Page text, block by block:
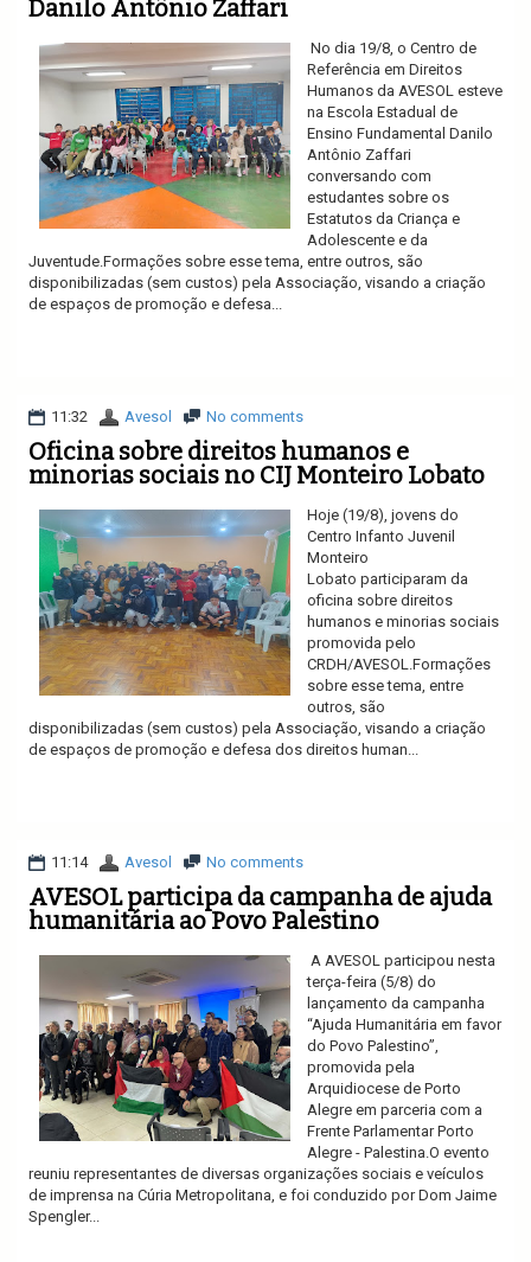
Danilo Antônio Zaffari
No dia 19/8, o Centro de
Referência em Direitos
Humanos da AVESOL esteve
na Escola Estadual de
Ensino Fundamental Danilo
Antônio Zaffari
conversando com
estudantes sobre os
Estatutos da Criança e
Adolescente e da
Juventude.Formações sobre esse tema, entre outros, são
disponibilizadas (sem custos) pela Associação, visando a criação
de espaços de promoção e defesa...
11:32 Avesol No comments
Oficina sobre direitos humanos e
minorias sociais no CIJ Monteiro Lobato
Hoje (19/8), jovens do
Centro Infanto Juvenil
Monteiro
Lobato participaram da
oficina sobre direitos
humanos e minorias sociais
promovida pelo
CRDH/AVESOL.Formações
sobre esse tema, entre
outros, são
disponibilizadas (sem custos) pela Associação, visando a criação
de espaços de promoção e defesa dos direitos human...
11:14 Avesol No comments
AVESOL participa da campanha de ajuda
humanitária ao Povo Palestino
A AVESOL participou nesta
terça-feira (5/8) do
lançamento da campanha
“Ajuda Humanitária em favor
do Povo Palestino”,
promovida pela
Arquidiocese de Porto
Alegre em parceria com a
Frente Parlamentar Porto
Alegre - Palestina.O evento
reuniu representantes de diversas organizações sociais e veículos
de imprensa na Cúria Metropolitana, e foi conduzido por Dom Jaime
Spengler...